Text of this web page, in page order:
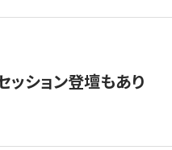
ッション登壇もあり